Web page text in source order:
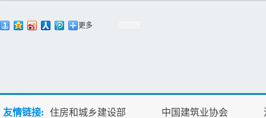
更多
友情链接: 住房和城乡建设部 中国建筑业协会